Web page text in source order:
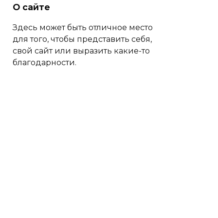
О сайте
Здесь может быть отличное место
для того, чтобы представить себя,
свой сайт или выразить какие-то
благодарности.